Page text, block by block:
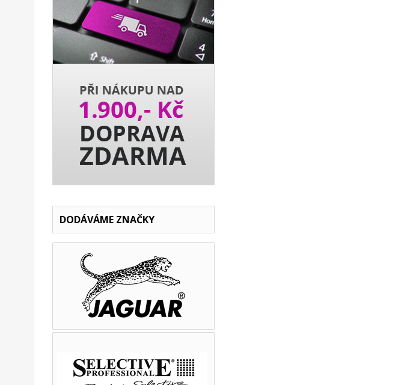
DODÁVÁME ZNAČKY